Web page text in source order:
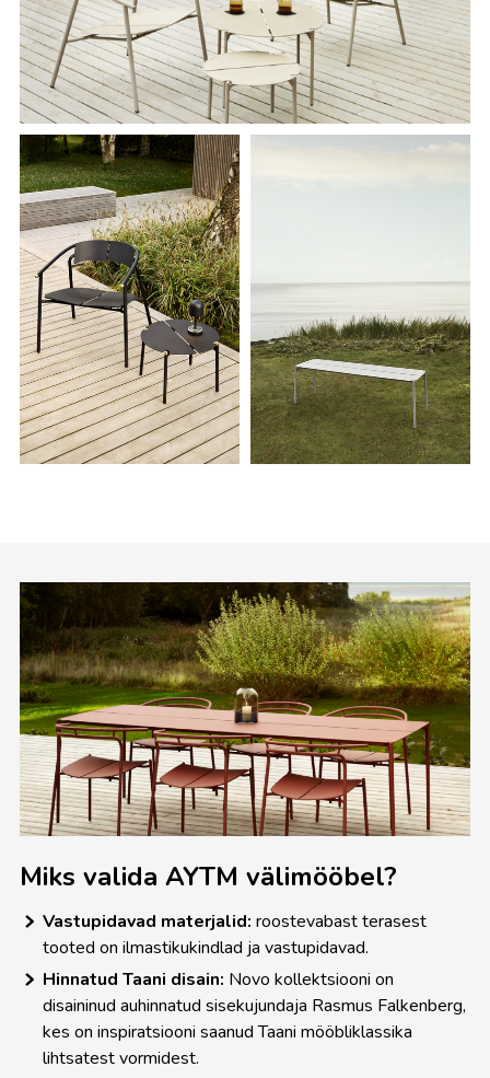
Diivanid
Voodid
Miks valida AYTM välimööbel?
Vastupidavad materjalid: roostevabast terasest
tooted on ilmastikukindlad ja vastupidavad.
Hinnatud Taani disain: Novo kollektsiooni on
disaininud auhinnatud sisekujundaja Rasmus Falkenberg,
kes on inspiratsiooni saanud Taani mööbliklassika
lihtsatest vormidest.